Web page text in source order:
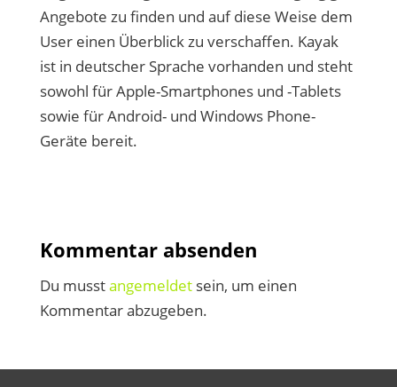
Angebote zu finden und auf diese Weise dem
User einen Überblick zu verschaffen. Kayak
ist in deutscher Sprache vorhanden und steht
sowohl für Apple-Smartphones und -Tablets
sowie für Android- und Windows Phone-
Geräte bereit.
Kommentar absenden
Du musstangemeldetsein, um einen
Kommentar abzugeben.